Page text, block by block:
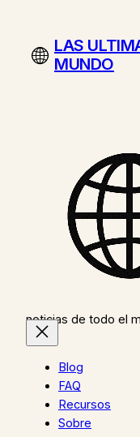
contenidoLAS
MUNDO
noticias de todo el
Blog
FAQ
Recursos
Sobre